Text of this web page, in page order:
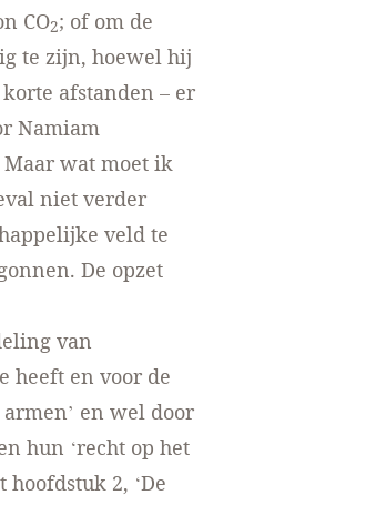
CO2; of om de
te zijn, hoewel hij
afstanden – er
Namiam
wat moet ik
niet verder
veld te
De opzet
van
heeft en voor de
en wel door
hun ‘recht op het
2, ‘De